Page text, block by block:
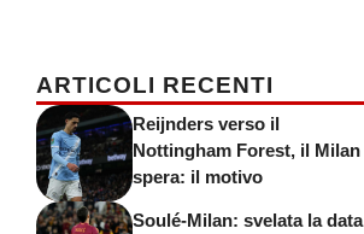
ARTICOLI RECENTI
Reijnders verso il
Nottingham Forest, il Milan
spera: il motivo
Soulé-Milan: svelata la data